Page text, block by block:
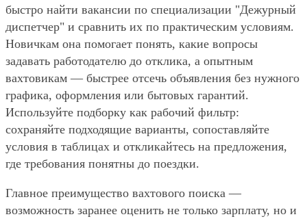
быстро найти вакансии по специализации "Дежурный
диспетчер" и сравнить их по практическим условиям.
Новичкам она помогает понять, какие вопросы
задавать работодателю до отклика, а опытным
вахтовикам — быстрее отсечь объявления без нужного
графика, оформления или бытовых гарантий.
Используйте подборку как рабочий фильтр:
сохраняйте подходящие варианты, сопоставляйте
условия в таблицах и откликайтесь на предложения,
где требования понятны до поездки.
Главное преимущество вахтового поиска —
возможность заранее оценить не только зарплату, но и